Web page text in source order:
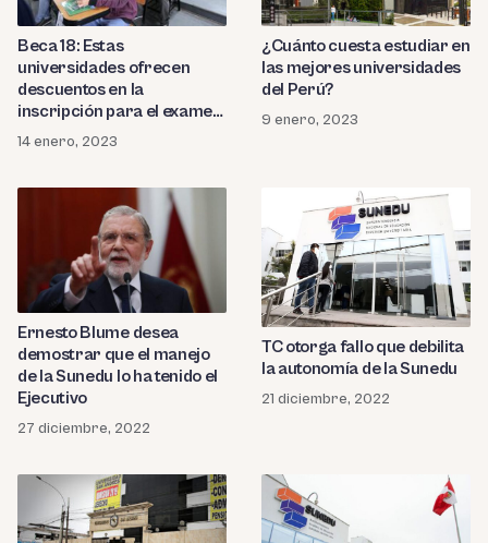
Beca 18: Estas
universidades ofrecen
descuentos en la
inscripción para el examen
de admisión
14 enero, 2023
¿Cuánto cuesta estudiar en
las mejores universidades
del Perú?
9 enero, 2023
Ernesto Blume desea
demostrar que el manejo
de la Sunedu lo ha tenido el
Ejecutivo
27 diciembre, 2022
TC otorga fallo que debilita
la autonomía de la Sunedu
21 diciembre, 2022